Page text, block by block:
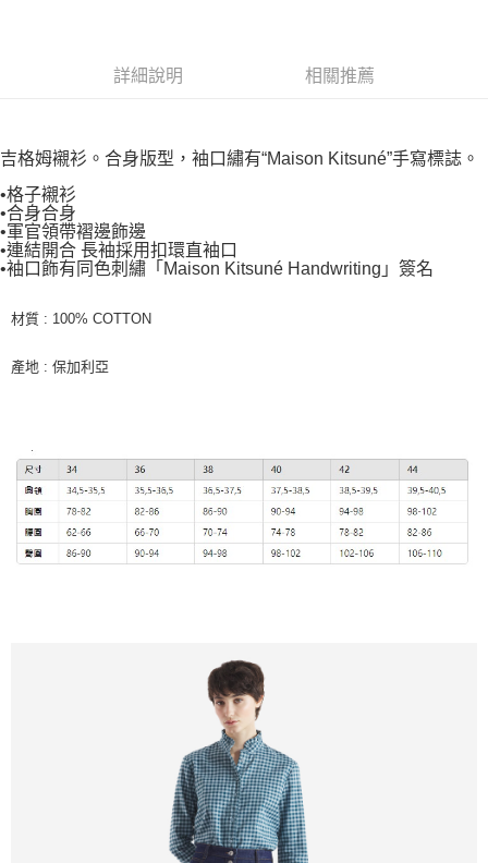
詳細說明 相關推薦
吉格姆襯衫。合身版型，袖口繡有“Maison Kitsuné”手寫標誌。
•格子襯衫
•合身合身
•軍官領帶褶邊飾邊
•連結開合 長袖採用扣環直袖口
•袖口飾有同色刺繡「Maison Kitsuné Handwriting」簽名
材質 : 100% COTTON
產地 : 保加利亞